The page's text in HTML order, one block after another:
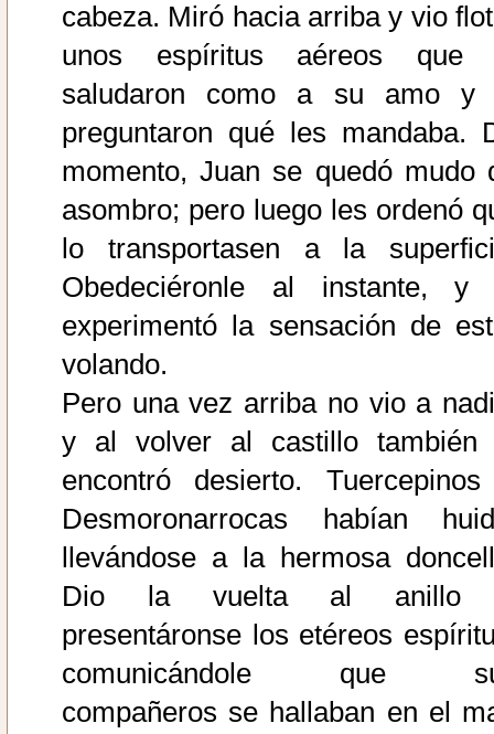
cabeza. Miró hacia arriba y vio
unos espíritus aéreos que
saludaron como a su amo y
preguntaron qué les mandaba.
momento, Juan se quedó mudo
asombro; pero luego les ordenó
lo transportasen a la
Obedeciéronle al instante, y
experimentó la sensación de
volando.
Pero una vez arriba no vio a
y al volver al castillo también
encontró desierto.
Desmoronarrocas habían
llevándose a la hermosa
Dio la vuelta al anillo
presentáronse los etéreos
comunicándole que
compañeros se hallaban en el